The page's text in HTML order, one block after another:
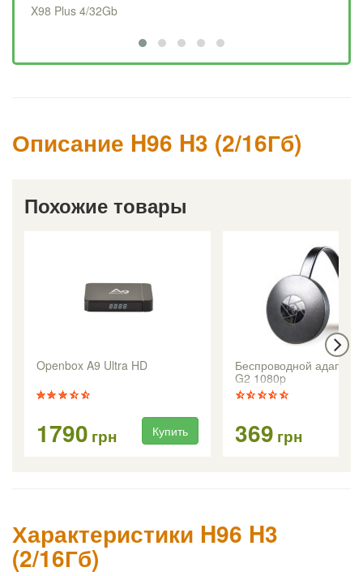
X98 Plus 4/32Gb
Описание H96 H3 (2/16Гб)
Похожие товары
Openbox A9 Ultra HD
1790 грн Купить
Беспроводной адаптер
G2 1080p
369 грн
Характеристики H96 H3
(2/16Гб)